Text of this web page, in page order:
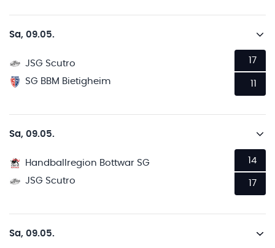
Sa, 09.05.
JSG Scutro
SG BBM Bietigheim
17
Sa, 09.05.
Handballregion Bottwar SG
JSG Scutro
14
17
Sa, 09.05.